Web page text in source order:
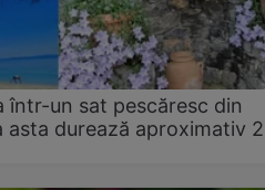
într-un sat pescăresc din
asta durează aproximativ